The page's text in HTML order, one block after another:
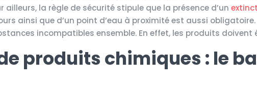
ailleurs, la règle de sécurité stipule que la présence d’un
ainsi que d’un point d’eau à proximité est aussi
incompatibles ensemble. En effet, les produits
produits chimiques : le